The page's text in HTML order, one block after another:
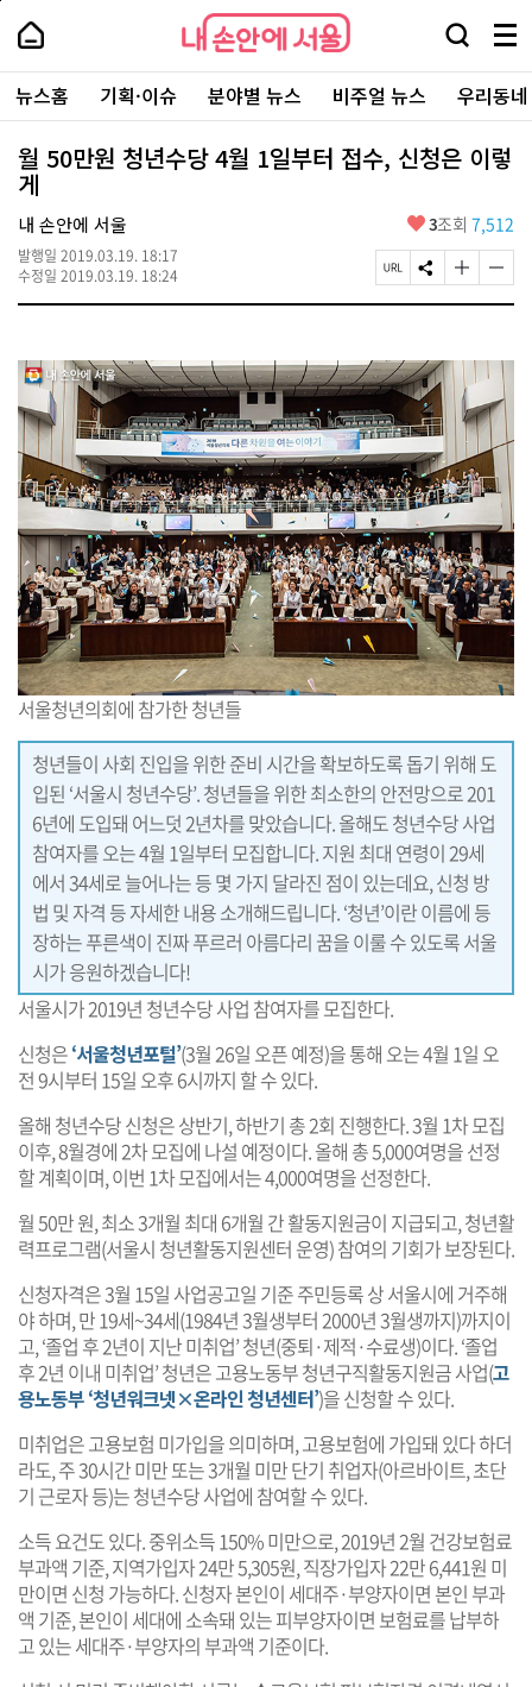
본
로
가
내
손
안
에
서
울
-
서
울
시
대
표
소
통
포
내
손
에
울
검
창
열
기
메
뉴
전
체
보
기
주
요
서
뉴스홈 기획·이슈 분야별 뉴스 비주얼 뉴스 우리동
월 50만원 청년수당 4월 1일부터 접수, 신청은 이렇
게
내 손안에 서울
발행일 2019.03.19. 18:17
수정일 2019.03.19. 18:24
좋
요
3조회 7,512
페
이
R
L
복
사
S
N
유
하
기
글
자
크
게
변
경
하
기
글
자
작
게
변
경
하
기
서울청년의회에 참가한 청년들
청년들이 사회 진입을 위한 준비 시간을 확보하도록 돕기 위해 도
입된 ‘서울시 청년수당’. 청년들을 위한 최소한의 안전망으로 201
6년에 도입돼 어느덧 2년차를 맞았습니다. 올해도 청년수당 사업
참여자를 오는 4월 1일부터 모집합니다. 지원 최대 연령이 29세
에서 34세로 늘어나는 등 몇 가지 달라진 점이 있는데요, 신청 방
법 및 자격 등 자세한 내용 소개해드립니다. ‘청년’이란 이름에 등
장하는 푸른색이 진짜 푸르러 아름다리 꿈을 이룰 수 있도록 서울
시가 응원하겠습니다!
서울시가 2019년 청년수당 사업 참여자를 모집한다.
신청은‘서울청년포털’(3월 26일 오픈 예정)을 통해 오는 4월 1일 오
전 9시부터 15일 오후 6시까지 할 수 있다.
올해 청년수당 신청은 상반기, 하반기 총 2회 진행한다. 3월 1차 모집
이후, 8월경에 2차 모집에 나설 예정이다. 올해 총 5,000여명을 선정
할 계획이며, 이번 1차 모집에서는 4,000여명을 선정한다.
월 50만 원, 최소 3개월 최대 6개월 간 활동지원금이 지급되고, 청년활
력프로그램(서울시 청년활동지원센터 운영) 참여의 기회가 보장된다.
신청자격은 3월 15일 사업공고일 기준 주민등록 상 서울시에 거주해
야 하며, 만 19세~34세(1984년 3월생부터 2000년 3월생까지)까지이
고, ‘졸업 후 2년이 지난 미취업’ 청년(중퇴·제적·수료생)이다. ‘졸업
후 2년 이내 미취업’ 청년은 고용노동부 청년구직활동지원금 사업(고
용노동부 ‘청년워크넷×온라인 청년센터’)을 신청할 수 있다.
미취업은 고용보험 미가입을 의미하며, 고용보험에 가입돼 있다 하더
라도, 주 30시간 미만 또는 3개월 미만 단기 취업자(아르바이트, 초단
기 근로자 등)는 청년수당 사업에 참여할 수 있다.
소득 요건도 있다. 중위소득 150% 미만으로, 2019년 2월 건강보험료
부과액 기준, 지역가입자 24만 5,305원, 직장가입자 22만 6,441원 미
만이면 신청 가능하다. 신청자 본인이 세대주·부양자이면 본인 부과
액 기준, 본인이 세대에 소속돼 있는 피부양자이면 보험료를 납부하
고 있는 세대주·부양자의 부과액 기준이다.
페
상
단
로